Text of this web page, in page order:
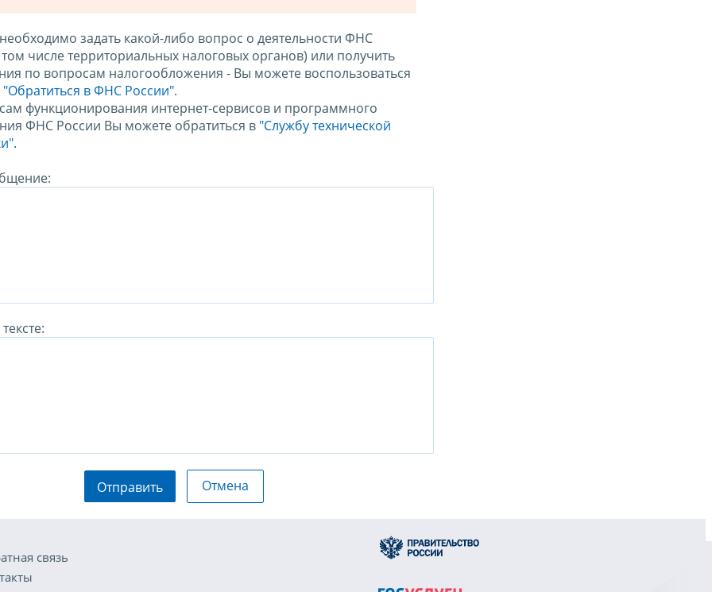
задать какой-либо вопрос о деятельности ФНС
числе территориальных налоговых органов) или получить
по вопросам налогообложения - Вы можете воспользоваться
"Обратиться в ФНС России".
функционирования интернет-сервисов и программного
ФНС России Вы можете обратиться в "Службу технической
Отправить Отмена
связь